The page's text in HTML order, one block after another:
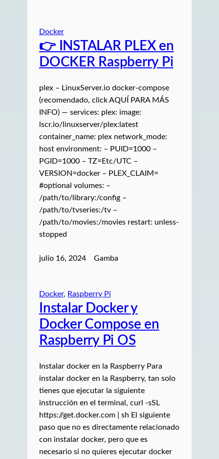
Docker
👉 INSTALAR PLEX en
DOCKER Raspberry Pi
plex – LinuxServer.io docker-compose
(recomendado, click AQUÍ PARA MÁS
INFO) — services: plex: image:
lscr.io/linuxserver/plex:latest
container_name: plex network_mode:
host environment: – PUID=1000 –
PGID=1000 – TZ=Etc/UTC –
VERSION=docker – PLEX_CLAIM=
#optional volumes: –
/path/to/library:/config –
/path/to/tvseries:/tv –
/path/to/movies:/movies restart: unless-
stopped
julio 16, 2024 Gamba
Docker, Raspberry Pi
Instalar Docker y
Docker Compose en
Raspberry Pi OS
Instalar docker en la Raspberry Para
instalar docker en la Raspberry, tan solo
tienes que ejecutar la siguiente
instrucción en el terminal, curl -sSL
https://get.docker.com | sh El siguiente
paso que no es directamente relacionado
con instalar docker, pero que es
necesario si no quieres ejecutar docker